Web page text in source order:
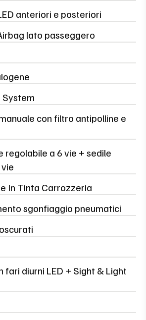
anteriori e posteriori
lato passeggero
System
con filtro antipolline e
regolabile a 6 vie + sedile
In Tinta Carrozzeria
sgonfiaggio pneumatici
fari diurni LED + Sight & Light